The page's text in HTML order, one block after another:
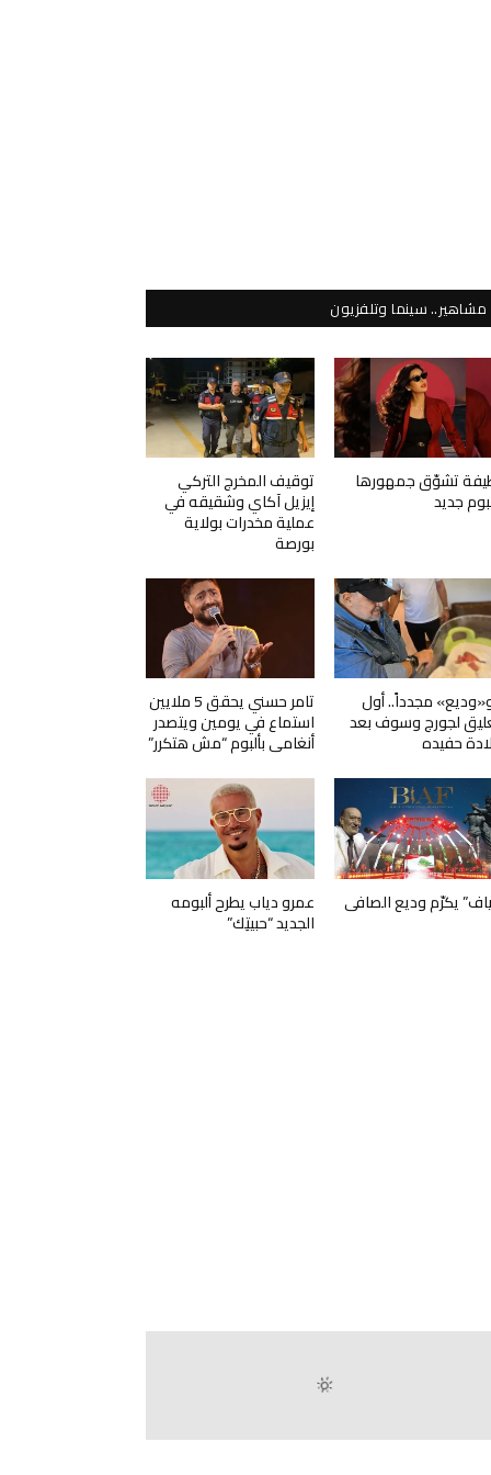
مشاهير.. سينما وتلفزيون
تشوّق جمهورها
جديد
توقيف المخرج التركي
إيزيل آكاي وشقيقه في
عملية مخدرات بولاية
بورصة
مجدداً.. أول
لجورج وسوف بعد
حفيده
تامر حسني يحقق 5 ملايين
استماع في يومين ويتصدر
أنغامي بألبوم “مش هتكرر”
يكرّم وديع الصافي عمرو دياب يطرح ألبومه
الجديد “حبيتِك”